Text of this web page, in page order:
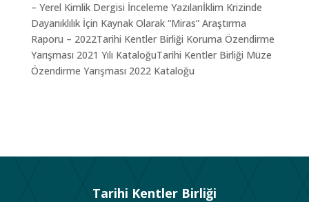
– Yerel Kimlik Dergisi İnceleme Yazılarıİklim Krizinde
Dayanıklılık İçin Kaynak Olarak “Miras” Araştırma
Raporu – 2022Tarihi Kentler Birliği Koruma Özendirme
Yarışması 2021 Yılı KataloğuTarihi Kentler Birliği Müze
Özendirme Yarışması 2022 Kataloğu
Tarihi Kentler Birliği